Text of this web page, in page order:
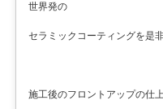
世界発の
セラミックコーティングを是
施工後のフロントアップの仕